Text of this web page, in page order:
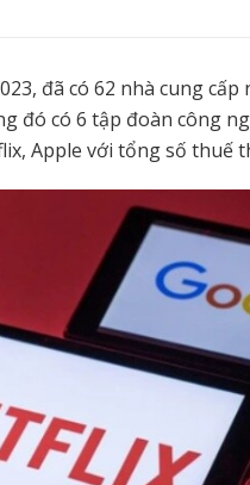
đã có 62 nhà cung
đó có 6 tập đoàn công
Apple với tổng số thuế